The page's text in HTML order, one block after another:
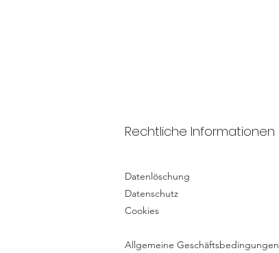
Rechtliche Informationen
Datenlöschung
Datenschutz
Cookies
Allgemeine Geschäftsbedingungen